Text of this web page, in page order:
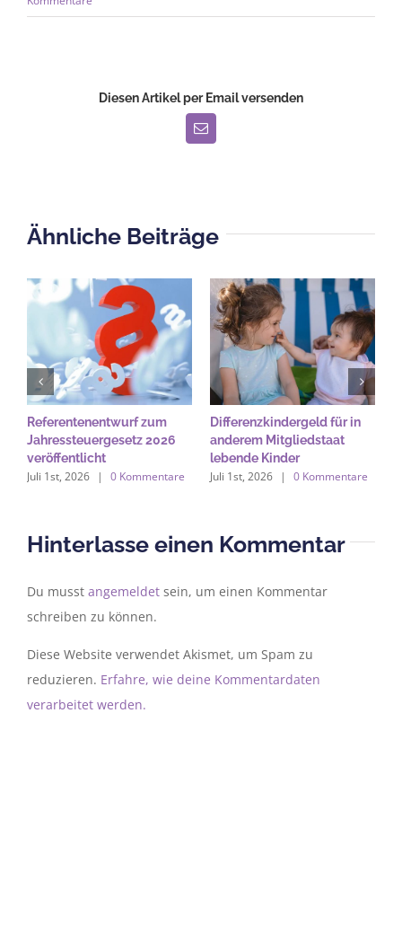
Diesen Artikel per Email versenden
E-
Mail
Ähnliche Beiträge
Referentenentwurf zum
Jahressteuergesetz 2026
veröffentlicht
Juli 1st, 2026 | 0 Kommentare
Differenzkindergeld für in
anderem Mitgliedstaat
lebende Kinder
Juli 1st, 2026 | 0 Kommentare
Hinterlasse einen Kommentar
Du musst angemeldet sein, um einen Kommentar
schreiben zu können.
Diese Website verwendet Akismet, um Spam zu
reduzieren. Erfahre, wie deine Kommentardaten
verarbeitet werden.